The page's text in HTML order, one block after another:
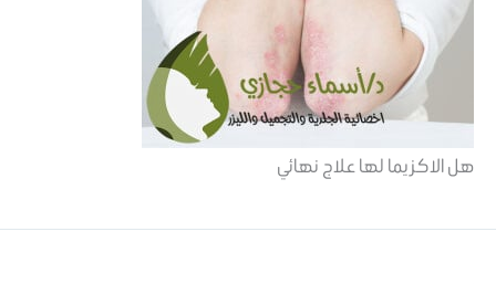
هل الاكزيما لها علاج نهائي